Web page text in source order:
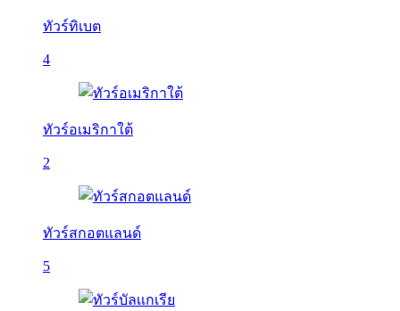
ทัวร์ทิเบต
4
ทัวร์อเมริกาใต้
2
ทัวร์สกอตแลนด์
5